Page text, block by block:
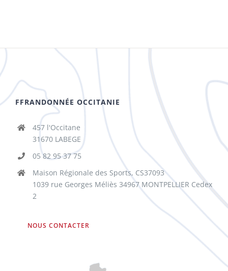
FFRANDONNÉE OCCITANIE
457 l'Occitane
31670 LABEGE
05 82 95 37 75
Maison Régionale des Sports, CS37093
1039 rue Georges Méliès 34967 MONTPELLIER Cedex
2
NOUS CONTACTER